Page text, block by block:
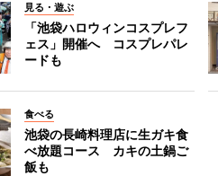
見る・遊ぶ
「池袋ハロウィンコスプレフ
ェス」開催へ コスプレパレ
ードも
食べる
池袋の長崎料理店に生ガキ食
べ放題コース カキの土鍋ご
飯も